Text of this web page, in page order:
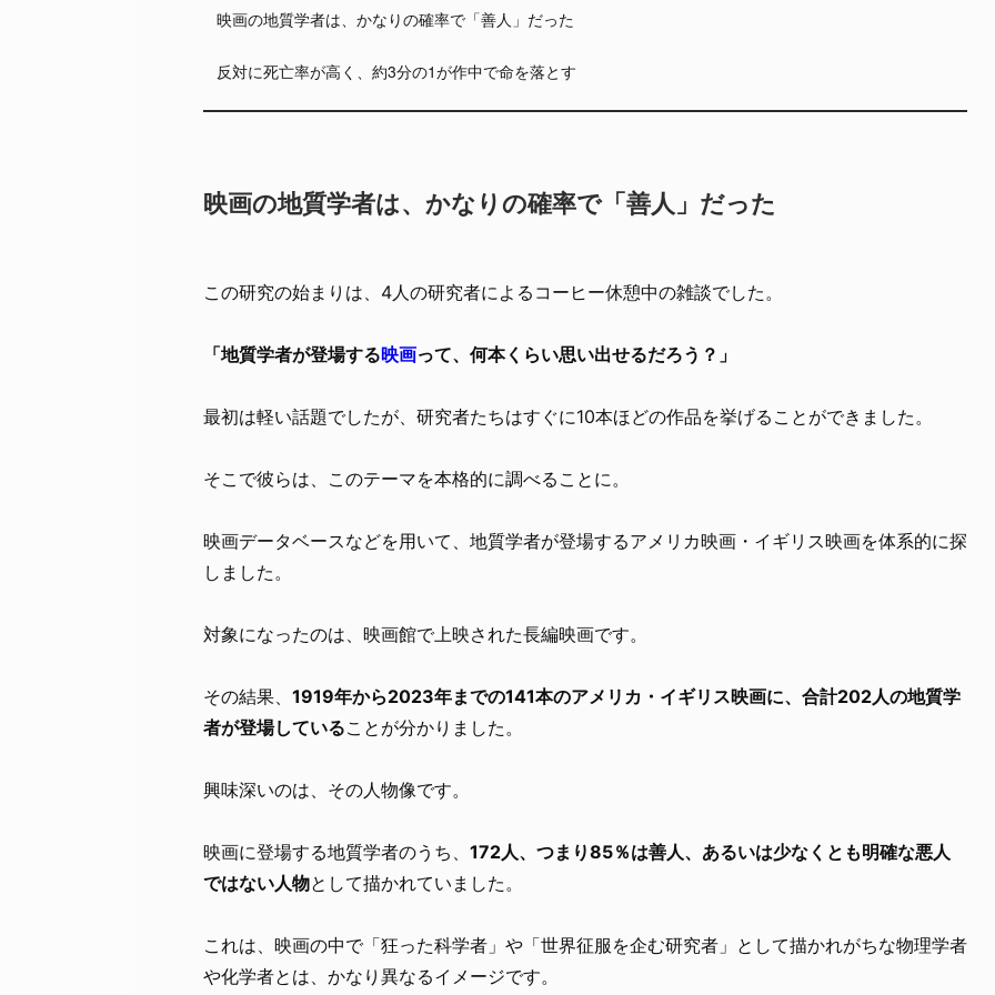
映画の地質学者は、かなりの確率で「善人」だった
反対に死亡率が高く、約3分の1が作中で命を落とす
映画の地質学者は、かなりの確率で「善人」だった
この研究の始まりは、4人の研究者によるコーヒー休憩中の雑談でした。
「地質学者が登場する映画って、何本くらい思い出せるだろう？」
最初は軽い話題でしたが、研究者たちはすぐに10本ほどの作品を挙げることができました。
そこで彼らは、このテーマを本格的に調べることに。
映画データベースなどを用いて、地質学者が登場するアメリカ映画・イギリス映画を体系的に探
しました。
対象になったのは、映画館で上映された長編映画です。
その結果、 1919年から2023年までの141本のアメリカ・イギリス映画に、合計202人の地質学
者が登場していることが分かりました。
興味深いのは、その人物像です。
映画に登場する地質学者のうち、 172人、つまり85％は善人、あるいは少なくとも明確な悪人
ではない人物として描かれていました。
これは、映画の中で「狂った科学者」や「世界征服を企む研究者」として描かれがちな物理学者
や化学者とは、かなり異なるイメージです。